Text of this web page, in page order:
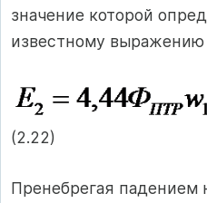
значение которой
известному выражению
(2.22)
Пренебрегая падением